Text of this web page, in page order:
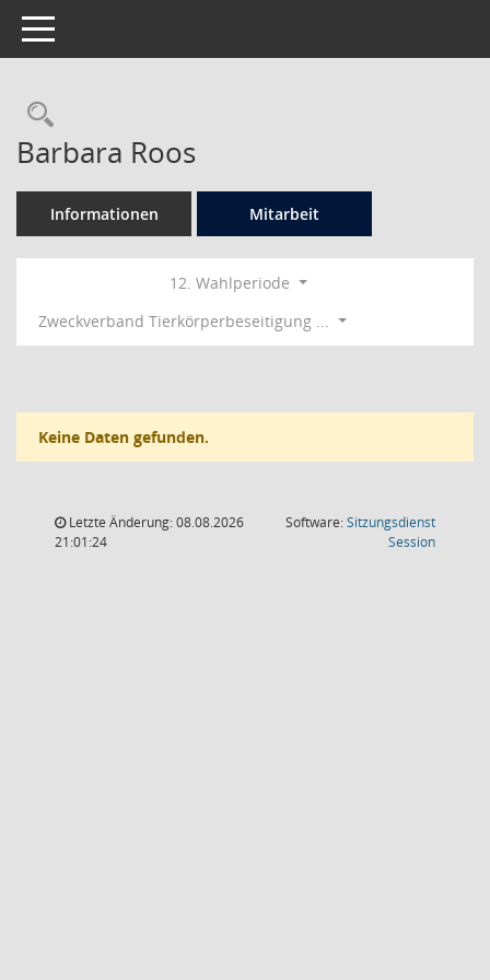
Toggle navigation
Rechercheauswahl
Barbara Roos
Informationen Mitarbeit
12. Wahlperiode
Zweckverband Tierkörperbeseitigung ...
Keine Daten gefunden.
Letzte Änderung: 08.08.2026
21:01:24
Software:Sitzungsdienst
Session(Wird in